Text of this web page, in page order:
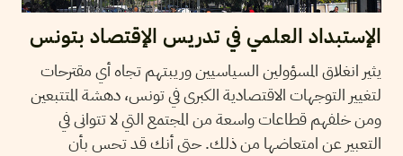
الإستبداد العلمي في تدريس الإقتصاد بتونس
يثير انغلاق المسؤولين السياسيين وريبتهم تجاه أي مقترحات
لتغيير التوجهات الاقتصادية الكبرى في تونس، دهشة المتتبعين
ومن خلفهم قطاعات واسعة من المجتمع التي لا تتوانى في
التعبير عن امتعاضها من ذلك. حتى أنك قد تحس بأن